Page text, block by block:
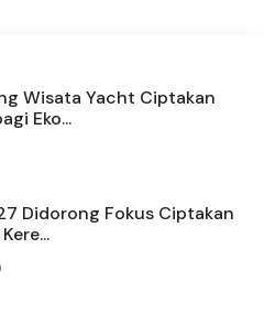
Wisata Yacht Ciptakan
Eko...
Didorong Fokus Ciptakan